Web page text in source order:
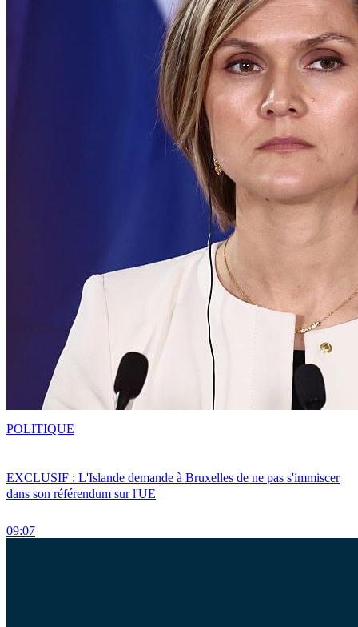
EXCLUSIF : L'Islande demande à Bruxelles de ne pas s'immiscer
dans son référendum sur l'UE
09:07
POLITIQUE